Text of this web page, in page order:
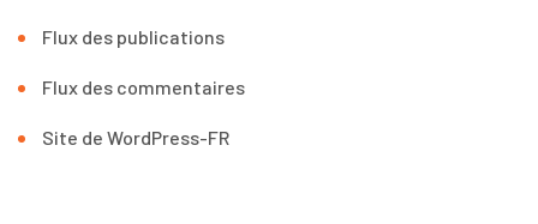
Flux des publications
Flux des commentaires
Site de WordPress-FR